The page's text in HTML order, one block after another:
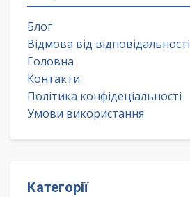
Блог
Відмова від відповідальності
Головна
Контакти
Політика конфідеціальності
Умови використання
Категорії